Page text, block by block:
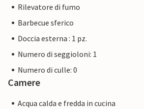
Rilevatore di fumo
Barbecue sferico
Doccia esterna : 1 pz.
Numero di seggioloni: 1
Numero di culle: 0
Camere
Acqua calda e fredda in cucina